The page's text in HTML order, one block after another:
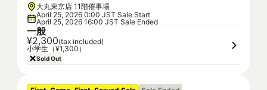
大丸東京店 11階催事場
April 25, 2026 0:00 JST Sale Start
April 25, 2026 16:00 JST Sale Ended
一般
¥2,300(tax included)
小学生（¥1,300）
Sold Out